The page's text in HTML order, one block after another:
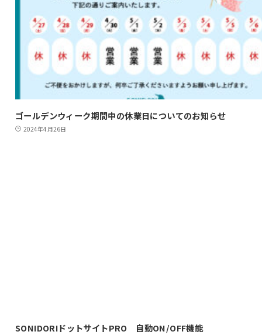
ゴールデンウィーク期間中の休業日についてのお知らせ
2024年4月26日
SONIDORIドットサイトPRO 自動ON/OFF機能